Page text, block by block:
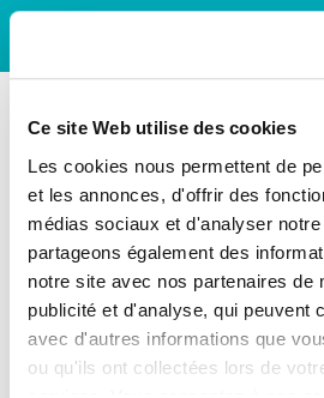
Ce site Web utilise des cookies
Les cookies nous permettent de
et les annonces, d'offrir des
médias sociaux et d'analyser
partageons également des
notre site avec nos partenaires de
publicité et d'analyse, qui peuvent
avec d'autres informations que
ou qu'ils ont collectées lors de